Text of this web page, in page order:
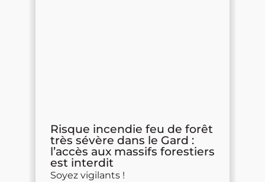
Risque incendie feu de forêt
très sévère dans le Gard :
l’accès aux massifs forestiers
est interdit
Soyez vigilants !